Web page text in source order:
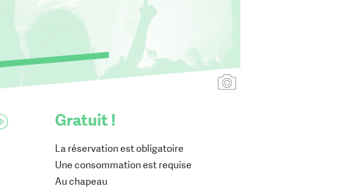
Gratuit !
La réservation est obligatoire
Une consommation est requise
Au chapeau